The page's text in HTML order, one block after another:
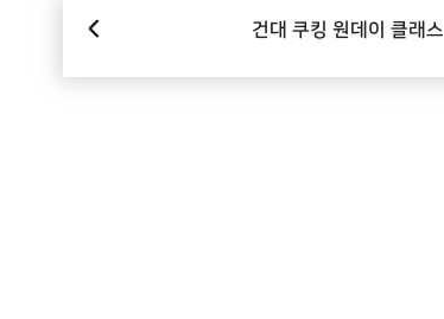
건대 쿠킹 원데이 클래스